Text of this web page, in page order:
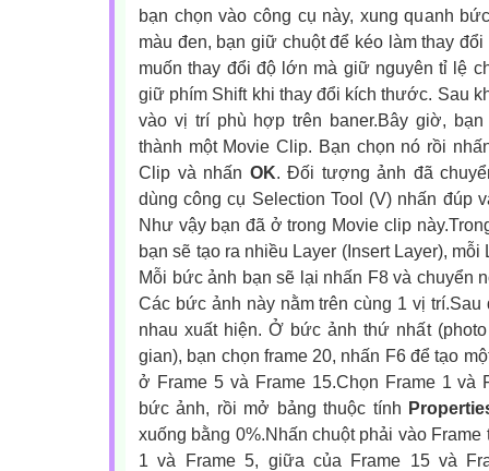
bạn chọn vào công cụ này, xung quanh
màu đen, bạn giữ chuột để kéo làm thay
muốn thay đổi độ lớn mà giữ nguyên tỉ lệ
giữ phím Shift khi thay đổi kích thước. Sau
vào vị trí phù hợp trên baner.Bây giờ,
thành một Movie Clip. Bạn chọn nó rồi
Clip và nhấn OK. Đối tượng ảnh đã
dùng công cụ Selection Tool (V) nhấn đúp
Như vậy bạn đã ở trong Movie clip
bạn sẽ tạo ra nhiều Layer (Insert Layer),
Mỗi bức ảnh bạn sẽ lại nhấn F8 và chuyển
Các bức ảnh này nằm trên cùng 1 vị
nhau xuất hiện. Ở bức ảnh thứ nhất
gian), bạn chọn frame 20, nhấn F6 để tạo
ở Frame 5 và Frame 15.Chọn Frame 1
bức ảnh, rồi mở bảng thuộc tính
xuống bằng 0%.Nhấn chuột phải vào
1 và Frame 5, giữa của Frame 15 và